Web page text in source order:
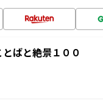
ばと絶景１００